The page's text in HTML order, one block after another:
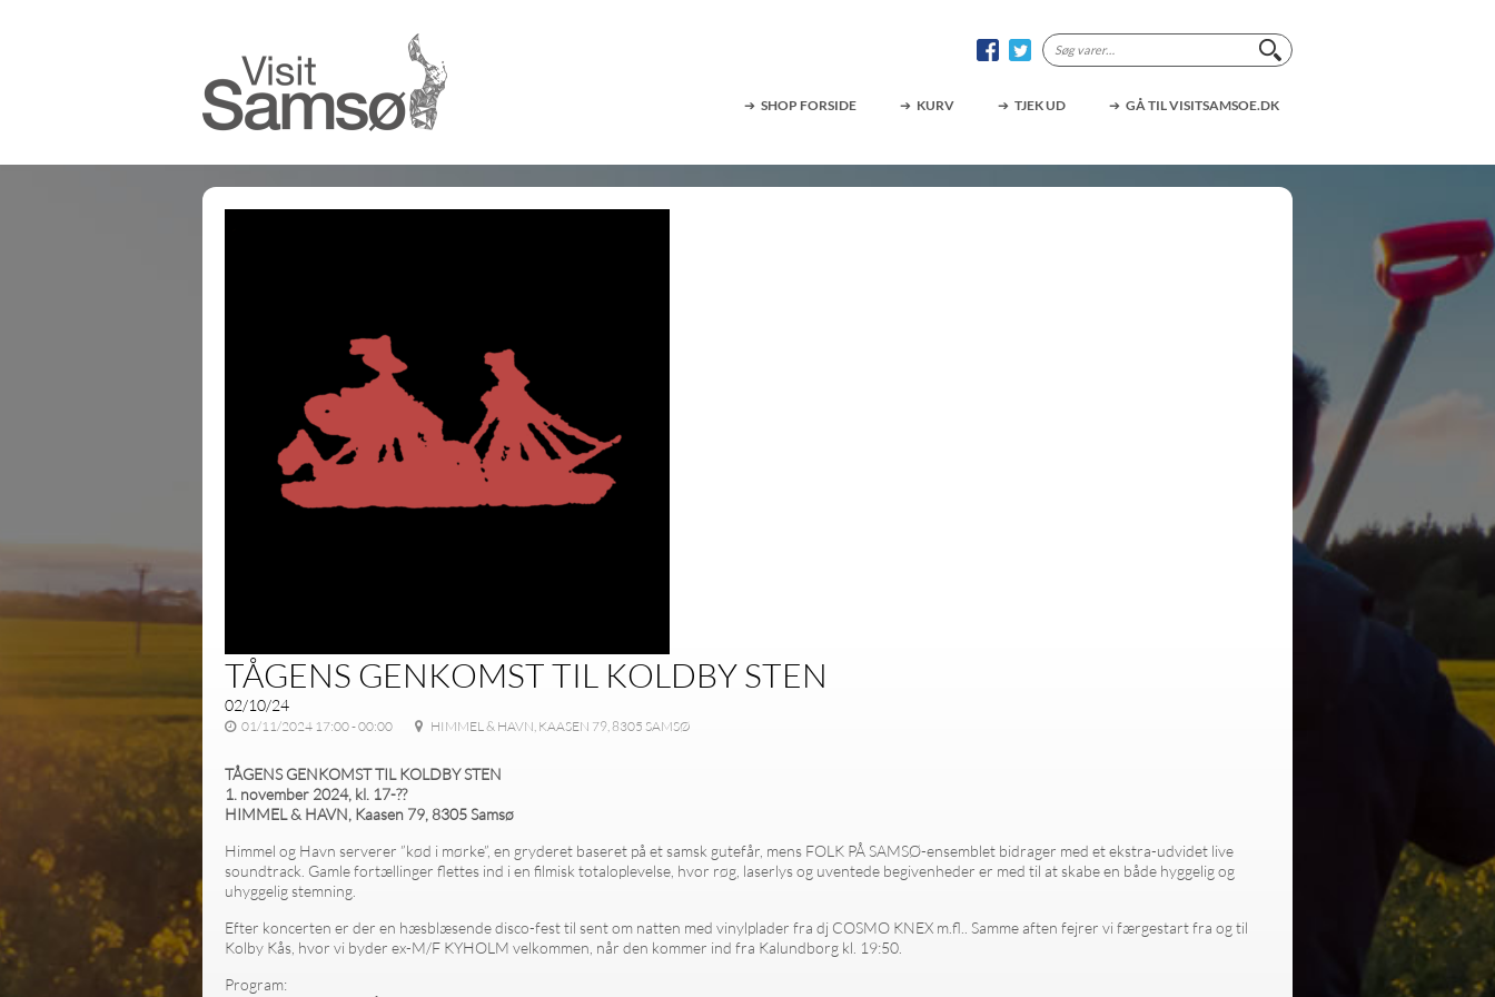
Søg
efter:
SHOP FORSIDE KURV TJEK UD GÅ TIL VISITSAMSOE.DK
TÅGENS GENKOMST TIL KOLDBY STEN
02/10/24
01/11/2024 17:00 - 00:00 HIMMEL & HAVN, KAASEN 79, 8305 SAMSØ
TÅGENS GENKOMST TIL KOLDBY STEN
1. november 2024, kl. 17-??
HIMMEL & HAVN, Kaasen 79, 8305 Samsø
Himmel og Havn serverer ”kød i mørke”, en gryderet baseret på et samsk gutefår, mens FOLK PÅ SAMSØ-ensemblet bidrager med et ekstra-udvidet live
soundtrack. Gamle fortællinger flettes ind i en filmisk totaloplevelse, hvor røg, laserlys og uventede begivenheder er med til at skabe en både hyggelig og
uhyggelig stemning.
Efter koncerten er der en hæsblæsende disco-fest til sent om natten med vinylplader fra dj COSMO KNEX m.fl.. Samme aften fejrer vi færgestart fra og til
Kolby Kås, hvor vi byder ex-M/F KYHOLM velkommen, når den kommer ind fra Kalundborg kl. 19:50.
Program: